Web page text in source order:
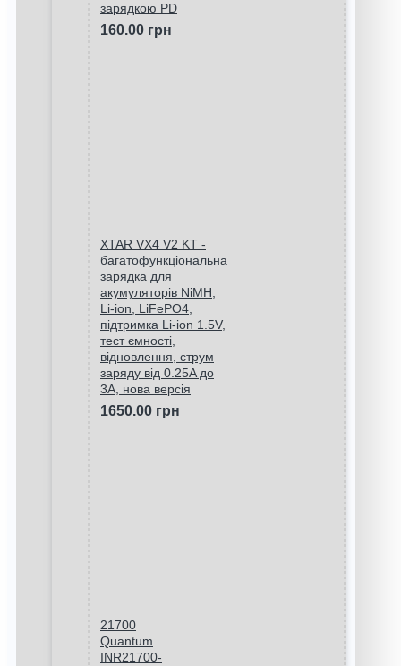
зарядкою PD
160.00 грн
XTAR VX4 V2 KT -
багатофункціональна
зарядка для
акумуляторів NiMH,
Li-ion, LiFePO4,
підтримка Li-ion 1.5V,
тест ємності,
відновлення, струм
заряду від 0.25A до
3A, нова версія
1650.00 грн
21700
Quantum
INR21700-